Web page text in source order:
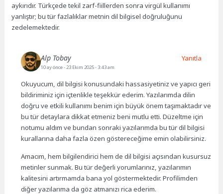
aykırıdır. Türkçede tekil zarf-fiillerden sonra virgül kullanımı
yanlıştır; bu tür fazlalıklar metnin dil bilgisel doğruluğunu
zedelemektedir.
Alp Tobay
10 ay önce- 23 Ekim 2025 - 3:43 am
Okuyucum, dil bilgisi konusundaki hassasiyetiniz ve yapıcı geri
bildiriminiz için içtenlikle teşekkür ederim. Yazılarımda dilin
doğru ve etkili kullanımı benim için büyük önem taşımaktadır ve
bu tür detaylara dikkat etmeniz beni mutlu etti. Düzeltme için
notumu aldım ve bundan sonraki yazılarımda bu tür dil bilgisi
kurallarına daha fazla özen göstereceğime emin olabilirsiniz.
Amacım, hem bilgilendirici hem de dil bilgisi açısından kusursuz
metinler sunmak. Bu tür değerli yorumlarınız, yazılarımın
kalitesini artırmamda bana yol göstermektedir. Profilimden
diğer yazılarıma da göz atmanızı rica ederim.
Yanıtla